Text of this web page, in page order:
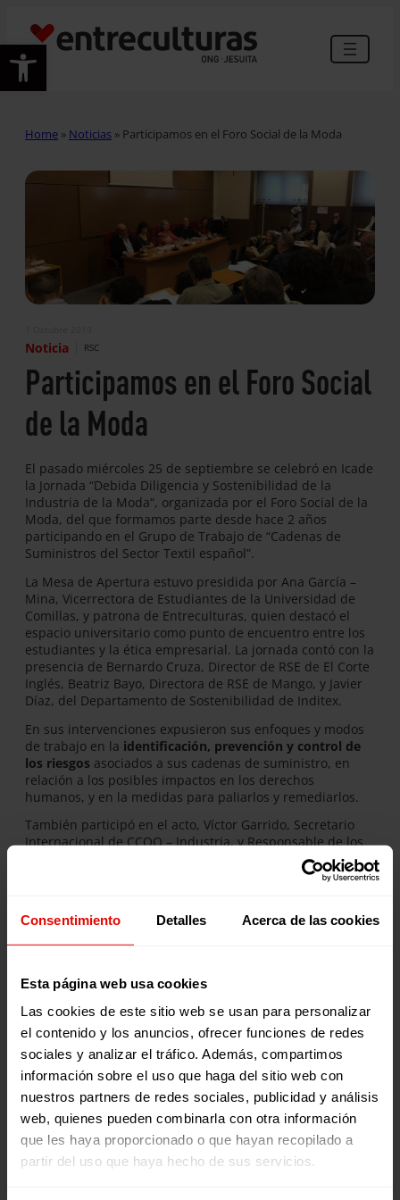
Consentimiento Detalles Acerca de las cookies
Esta página web usa cookies
Las cookies de este sitio web se usan para personalizar
el contenido y los anuncios, ofrecer funciones de redes
sociales y analizar el tráfico. Además, compartimos
información sobre el uso que haga del sitio web con
nuestros partners de redes sociales, publicidad y análisis
web, quienes pueden combinarla con otra información
que les haya proporcionado o que hayan recopilado a
partir del uso que haya hecho de sus servicios.
Abrir barra de herramientas
Home » Noticias » Participamos en el Foro Social de la Moda
Noticia RSC
Participamos en el Foro Social
de la Moda
El pasado miércoles 25 de septiembre se celebró en Icade
la Jornada “Debida Diligencia y Sostenibilidad de la
Industria de la Moda“, organizada por el Foro Social de la
Moda, del que formamos parte desde hace 2 años
participando en el Grupo de Trabajo de “Cadenas de
Suministros del Sector Textil español”.
La Mesa de Apertura estuvo presidida por Ana García –
Mina, Vicerrectora de Estudiantes de la Universidad de
Comillas, y patrona de Entreculturas, quien destacó el
espacio universitario como punto de encuentro entre los
estudiantes y la ética empresarial. La jornada contó con la
presencia de Bernardo Cruza, Director de RSE de El Corte
Inglés, Beatriz Bayo, Directora de RSE de Mango, y Javier
Díaz, del Departamento de Sostenibilidad de Inditex.
En sus intervenciones expusieron sus enfoques y modos
de trabajo en la identificación, prevención y control de
los riesgos asociados a sus cadenas de suministro, en
relación a los posibles impactos en los derechos
humanos, y en la medidas para paliarlos y remediarlos.
También participó en el acto, Víctor Garrido, Secretario
Internacional de CCOO – Industria, y Responsable de los
Acuerdos Marcos Globales con multinacionales españolas
para la promoción de la libertad sindical y la defensa de
cadenas de proveedores.
cumplimiento de la Agenda 2030 y los 17 ODS, en el
marco de la industria textil española y mundial.
Noticias relacionadas: